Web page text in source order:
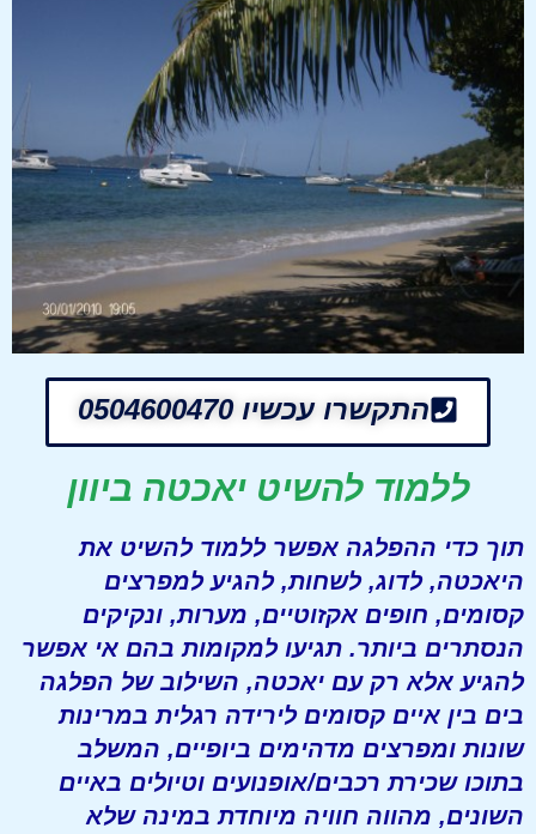
התקשרו עכשיו 0504600470
ללמוד להשיט יאכטה ביוון
תוך כדי ההפלגה אפשר ללמוד להשיט את
היאכטה, לדוג, לשחות, להגיע למפרצים
קסומים, חופים אקזוטיים, מערות, ונקיקים
הנסתרים ביותר. תגיעו למקומות בהם אי אפשר
להגיע אלא רק עם יאכטה, השילוב של הפלגה
בים בין איים קסומים לירידה רגלית במרינות
שונות ומפרצים מדהימים ביופיים, המשלב
בתוכו שכירת רכבים/אופנועים וטיולים באיים
השונים, מהווה חוויה מיוחדת במינה שלא